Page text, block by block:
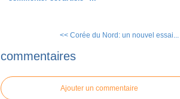
<< Corée du Nord: un nouvel essai...
commentaires
Ajouter un commentaire